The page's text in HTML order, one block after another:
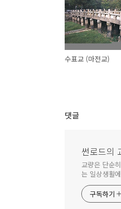
수표교 (마전교)
댓글
썬로드의
교량은 단순
는 일상생활
구독하기